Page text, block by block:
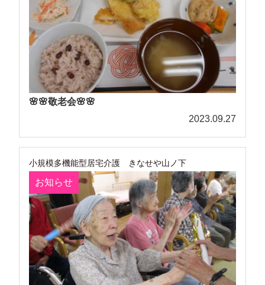
🌸🌸敬老会🌸🌸
2023.09.27
小規模多機能型居宅介護 きなせや山ノ下
お知らせ